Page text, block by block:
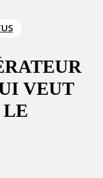
VEUT
LE